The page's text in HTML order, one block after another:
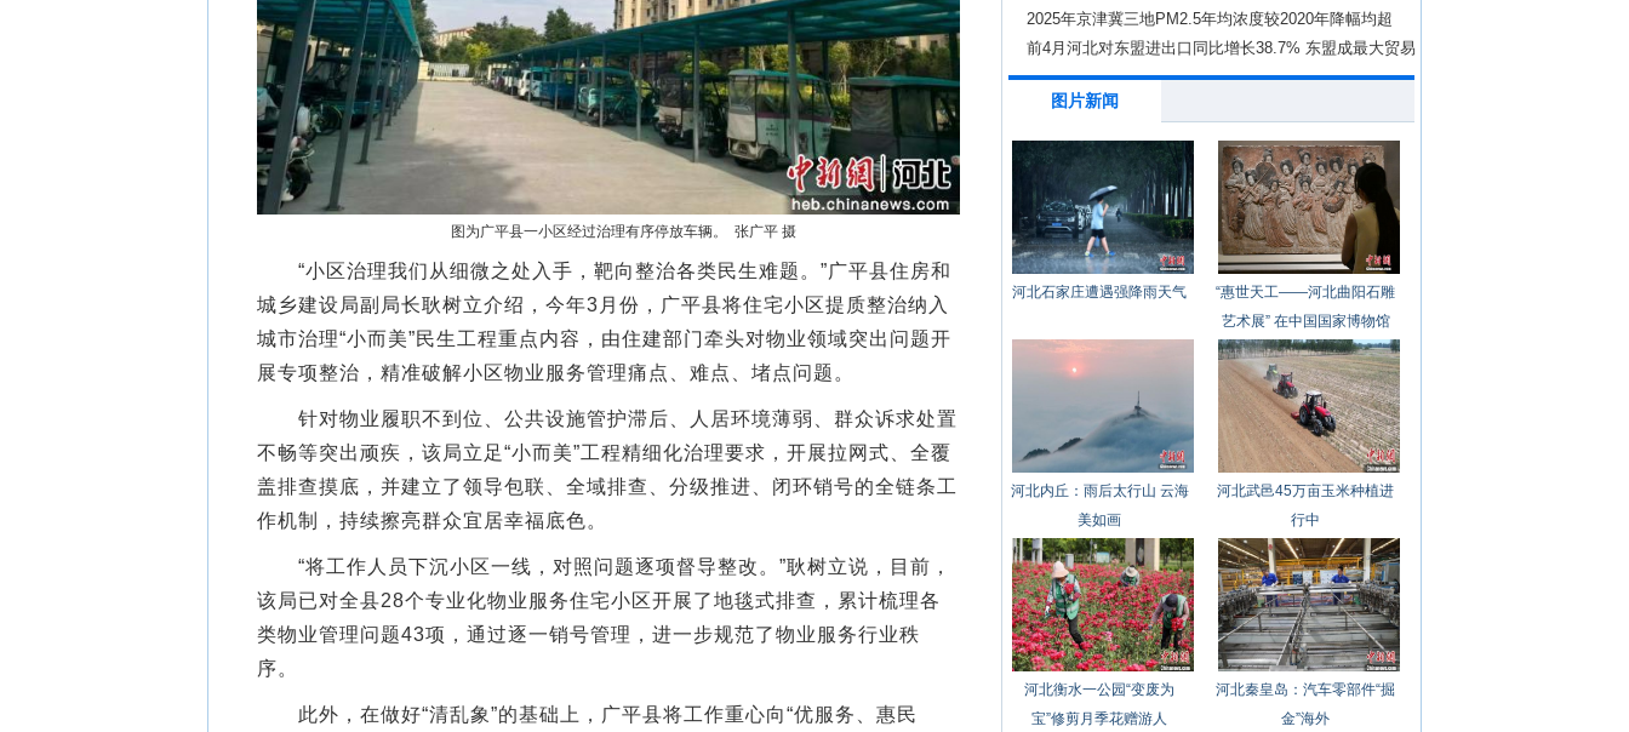
图为广平县一小区经过治理有序停放车辆。 张广平 摄
“小区治理我们从细微之处入手，靶向整治各类民生难题。”广平县住房和
城乡建设局副局长耿树立介绍，今年3月份，广平县将住宅小区提质整治纳入
城市治理“小而美”民生工程重点内容，由住建部门牵头对物业领域突出问题开
展专项整治，精准破解小区物业服务管理痛点、难点、堵点问题。
针对物业履职不到位、公共设施管护滞后、人居环境薄弱、群众诉求处置
不畅等突出顽疾，该局立足“小而美”工程精细化治理要求，开展拉网式、全覆
盖排查摸底，并建立了领导包联、全域排查、分级推进、闭环销号的全链条工
作机制，持续擦亮群众宜居幸福底色。
“将工作人员下沉小区一线，对照问题逐项督导整改。”耿树立说，目前，
该局已对全县28个专业化物业服务住宅小区开展了地毯式排查，累计梳理各
类物业管理问题43项，通过逐一销号管理，进一步规范了物业服务行业秩
序。
此外，在做好“清乱象”的基础上，广平县将工作重心向“优服务、惠民
800家
2025年京津冀三地PM2.5年均浓度较2020年降幅均超
20%以上
前4月河北对东盟进出口同比增长38.7% 东盟成最大贸易
伙伴
图片新闻
河北石家庄遭遇强降雨天气
“惠世天工——河北曲阳石雕
艺术展” 在中国国家博物馆
开幕
河北内丘：雨后太行山 云海
美如画
河北武邑45万亩玉米种植进
行中
河北衡水一公园“变废为
宝”修剪月季花赠游人
河北秦皇岛：汽车零部件“掘
金”海外